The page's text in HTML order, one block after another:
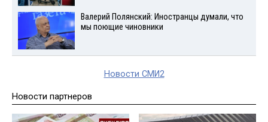
Валерий Полянский: Иностранцы думали, что
мы поющие чиновники
Новости СМИ2
Новости партнеров